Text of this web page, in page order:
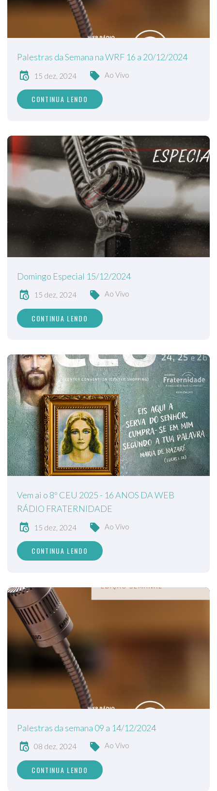
Palestras da Semana na WRF 16 a 20/12/2024
15 dez, 2024 Ao Vivo
CONTINUA LENDO
Domingo Especial 15/12/2024
15 dez, 2024 Ao Vivo
CONTINUA LENDO
Vem ai o 8º CEU 2025 - 16 ANOS DA WEB
RÁDIO FRATERNIDADE
15 dez, 2024 Ao Vivo
CONTINUA LENDO
Palestras da semana 09 a 14/12/2024
08 dez, 2024 Ao Vivo
CONTINUA LENDO